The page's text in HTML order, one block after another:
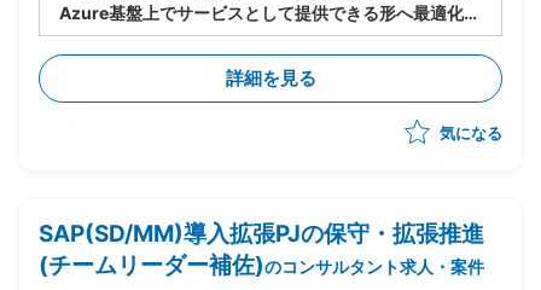
Azure基盤上でサービスとして提供できる形へ最適化す
るPJ
・既存アーキテクチャ(Windows Server等)は維持しつ
つ、Azure基盤への移行・SaaS化を推進
・企画構想フェーズは完了済み、今後設計フェーズの予
作成・サービス設計を受けて、Azureでのシステム設計
~運用設計を実施
・サービス運用形態・リリース方式の検討、それらのド
詳細を見る
気になる
SAP(SD/MM)導入拡張PJの保守・拡張推進
(チームリーダー補佐)のコンサルタント求人・案件